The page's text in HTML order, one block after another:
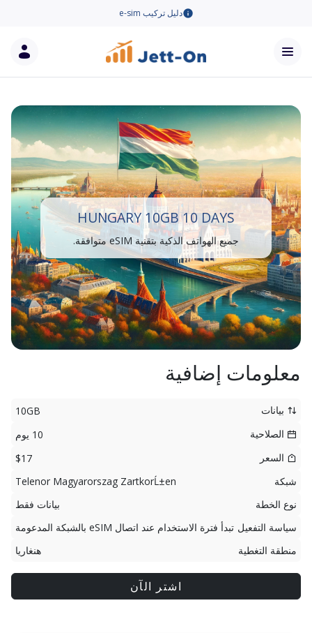
دليل تركيب e-sim
HUNGARY 10GB 10 DAYS
جميع الهواتف الذكية بتقنية eSIM متوافقة.
معلومات إضافية
بيانات
10GB
الصلاحية
10 يوم
السعر
$17
شبكة
Telenor Magyarorszag ZartkorĹ±en
نوع الخطة
بيانات فقط
سياسة التفعيل تبدأ فترة الاستخدام عند اتصال eSIM بالشبكة المدعومة
منطقة التغطية
هنغاريا
اشتر الآن